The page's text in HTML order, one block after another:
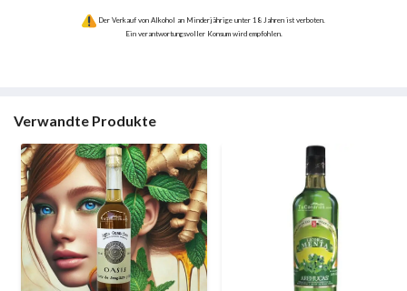
Der Verkauf von Alkohol an Minderjährige unter 18 Jahren ist verboten.
Ein verantwortungsvoller Konsum wird empfohlen.
Verwandte Produkte